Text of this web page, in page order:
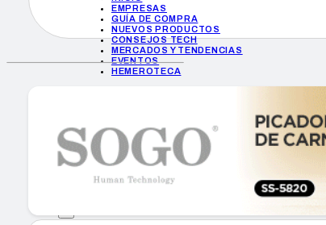
EMPRESAS
GUÍA DE COMPRA
NUEVOS PRODUCTOS
CONSEJOS TECH
MERCADOS Y TENDENCIAS
EVENTOS
HEMEROTECA
GUÍA DE COMPRA
NUEVOS PRODUCTOS
CONSEJOS TECH
MERCADOS Y TENDENCIAS
HEMEROTECA